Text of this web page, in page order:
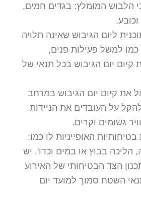
הלבוש המומלץ: בגדים חמים,
ליום הגיבוש שאינה תלויה
כמו למשל פעילות פנים,
יום הגיבוש בכל תנאי של
את קיום יום הגיבוש במרחב
על העובדים את הניידות
גשומים וקרים.
האופייניות לו כמו:
הליכה בבוץ או במים וכדו'. יש
הצד הבטיחותי של האירוע
השטח סמוך למועד יום